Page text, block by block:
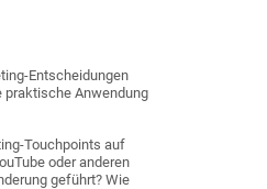
Entscheidungen
praktische Anwendung
Touchpoints auf
oder anderen
geführt? Wie